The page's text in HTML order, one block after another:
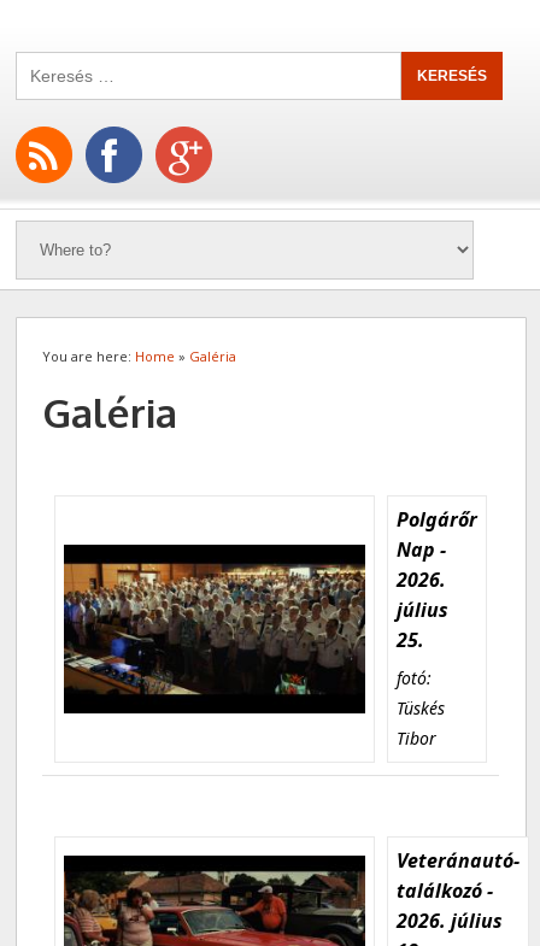
You are here: Home » Galéria
Galéria
Polgárőr
Nap -
2026.
július
25.
fotó:
Tüskés
Tibor
Veteránautó-
találkozó -
2026. július